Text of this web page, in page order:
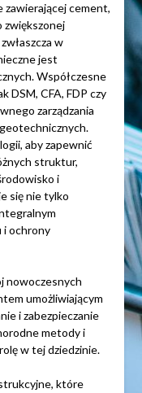
zawierającej cement,
zwiększonej
w
jest
Współczesne
DSM, CFA, FDP czy
zarządzania
aby zapewnić
struktur,
i
się nie tylko
i ochrony
nowoczesnych
umożliwiającym
i zabezpieczanie
metody i
w tej dziedzinie.
które